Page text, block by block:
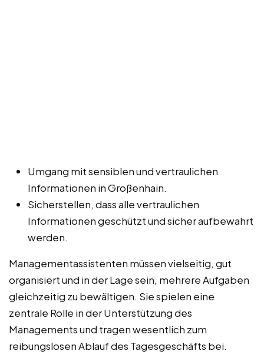
Umgang mit sensiblen und vertraulichen
Informationen in Großenhain.
Sicherstellen, dass alle vertraulichen
Informationen geschützt und sicher aufbewahrt
werden.
Managementassistenten müssen vielseitig, gut
organisiert und in der Lage sein, mehrere Aufgaben
gleichzeitig zu bewältigen. Sie spielen eine
zentrale Rolle in der Unterstützung des
Managements und tragen wesentlich zum
reibungslosen Ablauf des Tagesgeschäfts bei.